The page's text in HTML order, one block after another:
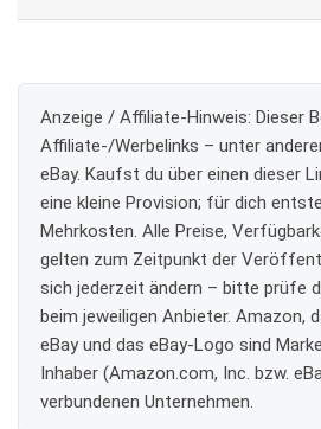
Anzeige / Affiliate-Hinweis: Dieser
Affiliate-/Werbelinks – unter
eBay. Kaufst du über einen dieser
eine kleine Provision; für dich
Mehrkosten. Alle Preise,
gelten zum Zeitpunkt der
sich jederzeit ändern – bitte prüfe
beim jeweiligen Anbieter. Amazon,
eBay und das eBay-Logo sind
Inhaber (Amazon.com, Inc. bzw.
verbundenen Unternehmen.